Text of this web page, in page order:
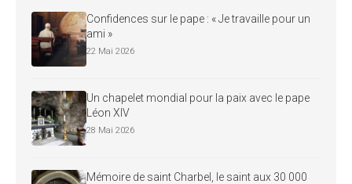
Confidences sur le pape : « Je travaille pour un
ami »
22 Mai 2026
Un chapelet mondial pour la paix avec le pape
Léon XIV
28 Mai 2026
Mémoire de saint Charbel, le saint aux 30 000